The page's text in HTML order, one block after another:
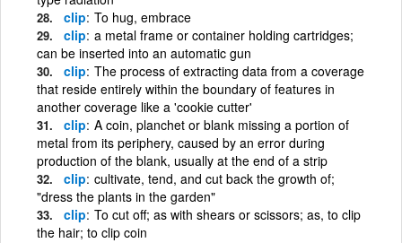
clip To hug, embrace
clip a metal frame or container holding cartridges;
can be inserted into an automatic gun
clip The process of extracting data from a coverage
that reside entirely within the boundary of features in
another coverage like a 'cookie cutter'
clip A coin, planchet or blank missing a portion of
metal from its periphery, caused by an error during
production of the blank, usually at the end of a strip
clip cultivate, tend, and cut back the growth of;
"dress the plants in the garden"
clip To cut off; as with shears or scissors; as, to clip
the hair; to clip coin